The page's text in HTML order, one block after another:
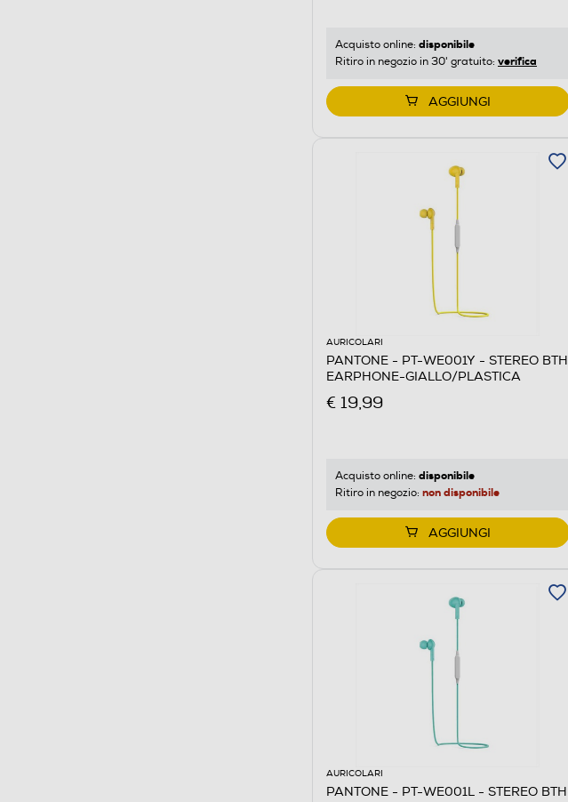
Acquisto online: disponibile
Ritiro in negozio in 30' gratuito: verifica
AGGIUNGI
AURICOLARI
PANTONE - PT-WE001Y - STEREO BTH
EARPHONE-GIALLO/PLASTICA
€ 19,99
Acquisto online: disponibile
Ritiro in negozio: non disponibile
AGGIUNGI
AURICOLARI
PANTONE - PT-WE001L - STEREO BTH